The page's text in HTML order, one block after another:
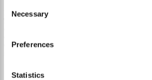
Selection
Necessary
Preferences
Statistics
Feedback-ul oferă elevilor și părinților o imagine
învățare, dincolo de rezultate punctuale. Prin
echilibrate cu școala. Atunci când feedback-ul este
evaluări și activitatea de studiu, învățarea devine